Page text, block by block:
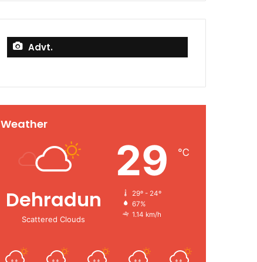
Advt.
Weather
Dehradun
Scattered Clouds
29 ℃
29º - 24º
67%
1.14 km/h